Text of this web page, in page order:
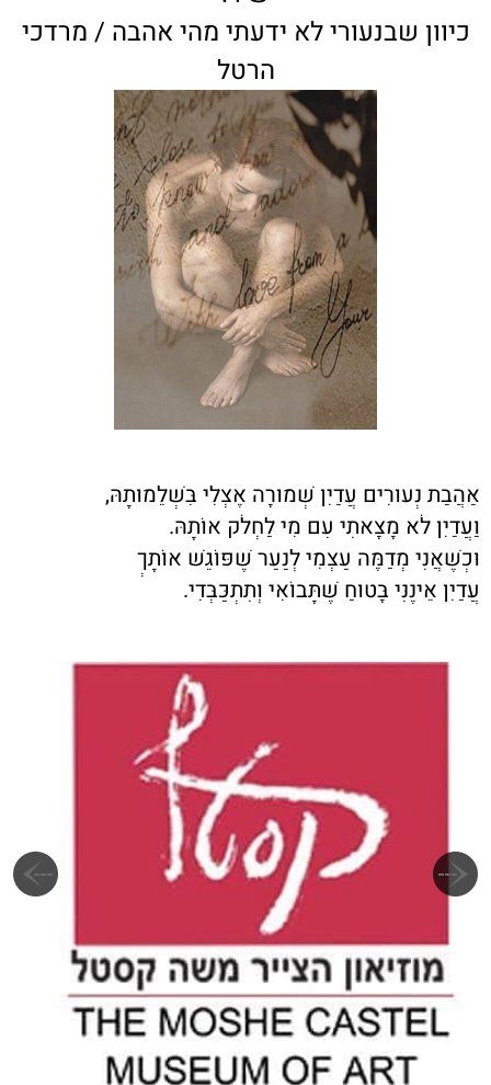
כיוון שבנעורי לא ידעתי מהי אהבה / מרדכי
הרטל
אַהֲבַת נְעוּרִים עֲדַיִן שְׁמוּרָה אֶצְלִי בִּשְׁלֵמוּתָהּ,
וַעֲדַיִן לֹא מָצָאתִי עִם מִי לַחְלֹק אוֹתָהּ.
וּכְשֶׁאֲנִי מְדַמֶּה עַצְמִי לְנַעַר שֶׁפּוֹגֵשׁ אוֹתָךְ
עֲדַיִן אֵינֶנִּי בָּטוּחַ שֶׁתָּבוֹאִי וְתִתְכַּבְּדִי.